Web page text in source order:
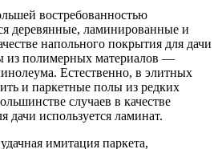
востребованностью
деревянные, ламинированные и
напольного покрытия для дачи
из полимерных материалов —
Естественно, в элитных
и паркетные полы из редких
случаев в качестве
дачи используется ламинат.
имитация паркета,